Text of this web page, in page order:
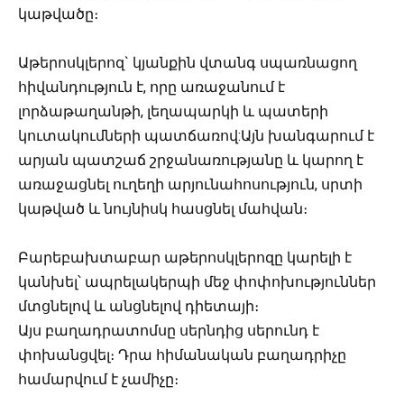
կաթվածը։
Աթերոսկլերոզ` կյանքին վտանգ սպառնացող
հիվանդություն է, որը առաջանում է
լորձաթաղանթի, լեղապարկի և պատերի
կուտակումների պատճառով:Այն խանգարում է
արյան պատշաճ շրջանառությանը և կարող է
առաջացնել ուղեղի արյունահոսություն, սրտի
կաթված և նույնիսկ հասցնել մահվան։
Բարեբախտաբար աթերոսկլերոզը կարելի է
կանխել՝ ապրելակերպի մեջ փոփոխություններ
մտցնելով և անցնելով դիետայի։
Այս բաղադրատոմսը սերնդից սերունդ է
փոխանցվել։ Դրա հիմանական բաղադրիչը
համարվում է չամիչը։